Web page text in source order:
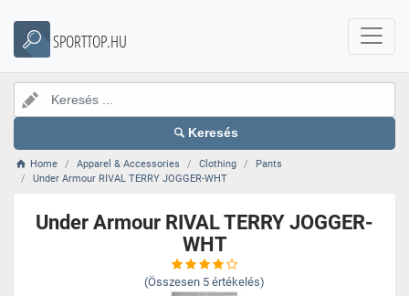
SPORTTOP.HU
Keresés
Home Apparel & Accessories Clothing
Pants
Under Armour RIVAL TERRY JOGGER-WHT
Under Armour RIVAL TERRY JOGGER-
WHT
(Összesen 5 értékelés)